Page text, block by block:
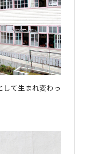
して生まれ変わっ